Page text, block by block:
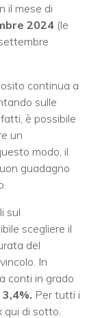
il mese di
2024 (le
continua a
sulle
è possibile
un
modo, il
guadagno
sul
scegliere il
del
In
conti in grado
Per tutti i
qui di sotto.